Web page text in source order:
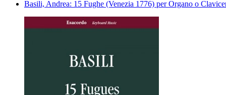
Basili, Andrea: 15 Fughe (Venezia 1776) per Organo o